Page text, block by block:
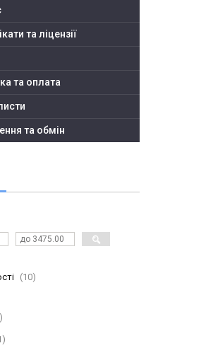
та ліцензії
та оплата
та обмін
10